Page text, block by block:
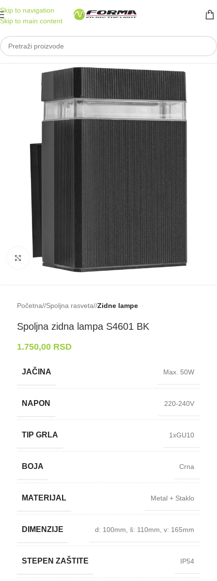
Skip to navigation
Skip to main content
Klikni da uveličaš
Početna/ Spoljna rasveta/ Zidne lampe
Spoljna zidna lampa S4601 BK
1.750,00 RSD
JAČINA Max. 50W
NAPON 220-240V
TIP GRLA 1xGU10
BOJA Crna
MATERIJAL Metal + Staklo
DIMENZIJE d: 100mm š: 110mm v: 165mm
STEPEN ZAŠTITE IP54